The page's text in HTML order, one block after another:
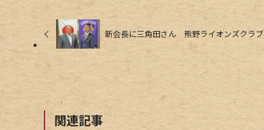
新会長に三角田さん 熊野ライオンズクラブ
関連記事